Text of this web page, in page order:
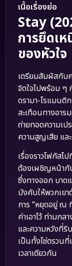
เนื้อเรื่องย่อ
Stay
การยึดเ
ของหัวใจ
เตรียมสัมผัสกับ
จิตใจไปพร้อม ๆ
ดรามา-โรแมนติ
สะเทือนทางอาร
ถ่ายทอดความเ
ความสูญเสีย แล
เรื่องราวโฟกัส
ต้องเผชิญหน้ากั
ซึ่งทางออก บาด
บังคับให้พวกเขา
การ “หยุดอยู่ ณ
ค่าเอาไว้ ท่ามกล
และความหวังที่
เป็นทั้งโซ่ตรวนที่
เวลาเดียวกัน